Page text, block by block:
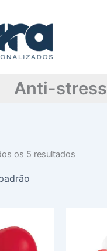
Anti-stress
os 5 resultados